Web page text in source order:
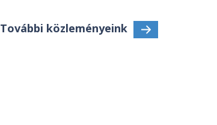
További közleményeink